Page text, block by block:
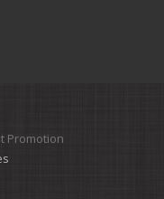
Promotion